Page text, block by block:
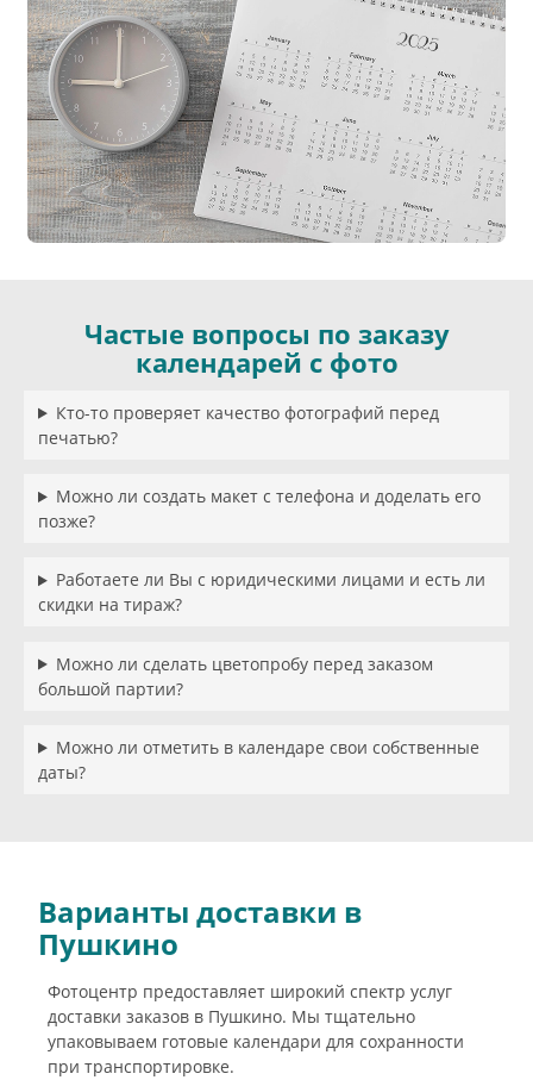
Частые вопросы по заказу
календарей с фото
Кто-то проверяет качество фотографий перед
печатью?
Можно ли создать макет с телефона и доделать его
позже?
Работаете ли Вы с юридическими лицами и есть ли
скидки на тираж?
Можно ли сделать цветопробу перед заказом
большой партии?
Можно ли отметить в календаре свои собственные
даты?
Варианты доставки в
Пушкино
Фотоцентр предоставляет широкий спектр услуг
доставки заказов в Пушкино. Мы тщательно
упаковываем готовые календари для сохранности
при транспортировке.